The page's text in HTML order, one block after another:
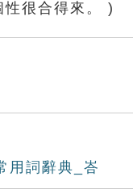
性很合得來。 )
用詞辭典_峇